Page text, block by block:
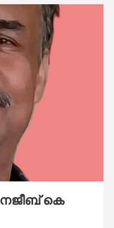
നജീബ് കെ